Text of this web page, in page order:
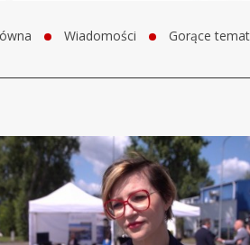
Wiadomości Gorące